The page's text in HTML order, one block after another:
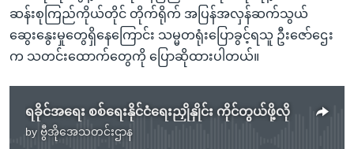
ဆန်းစုကြည်ကိုယ်တိုင် တိုက်ရိုက် အပြန်အလှန်ဆက်သွယ်
ဆွေးနွေးမှုတွေရှိနေကြောင်း သမ္မတရုံးပြောခွင့်ရသူ ဦးဇော်ဌေး
က သတင်းထောက်တွေကို ပြောဆိုထားပါတယ်။
ရခိုင်အရေး စစ်ရေးနိုင်ငံရေးညှိုနှိုင်း ကိုင်တွယ်ဖို့လို
by ဗွီအိုအေသတင်းဌာန
No media source currently available